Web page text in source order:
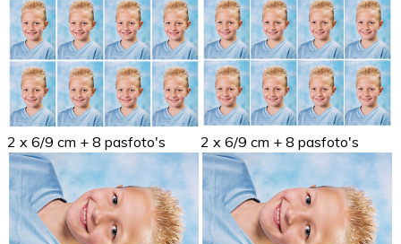
2 x 6/9 cm + 8 pasfoto's 2 x 6/9 cm + 8 pasfoto's